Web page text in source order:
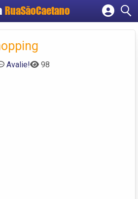
RuaSãoCaetano
Cadastrar empresa
Criar conta
Avalie! 98